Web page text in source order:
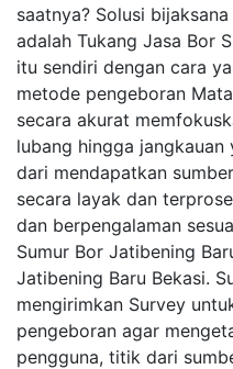
saatnya? Solusi
adalah Tukang Jasa Bor
itu sendiri dengan cara
metode pengeboran
secara akurat
lubang hingga
dari mendapatkan
secara layak dan
dan berpengalaman
Sumur Bor Jatibening
Jatibening Baru Bekasi.
mengirimkan Survey
pengeboran agar
pengguna, titik dari